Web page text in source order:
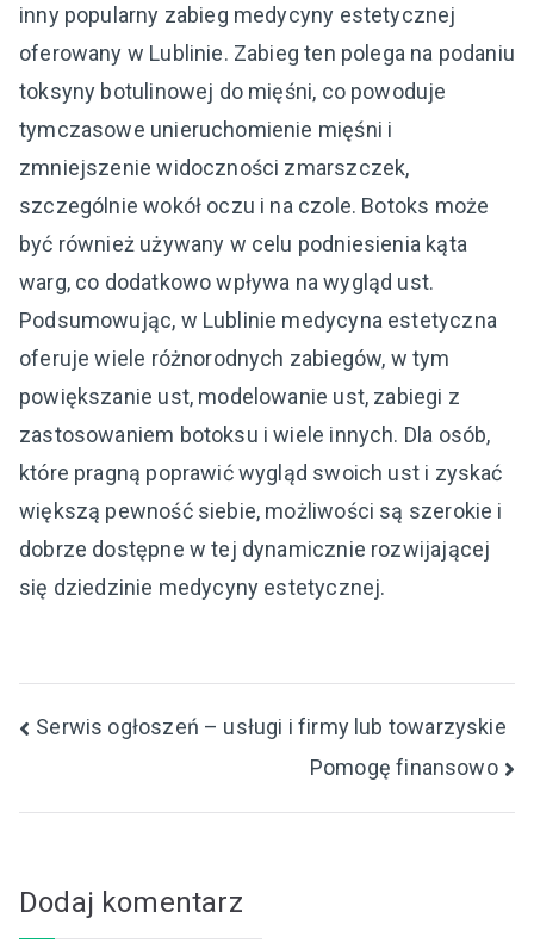
inny popularny zabieg medycyny estetycznej
oferowany w Lublinie. Zabieg ten polega na podaniu
toksyny botulinowej do mięśni, co powoduje
tymczasowe unieruchomienie mięśni i
zmniejszenie widoczności zmarszczek,
szczególnie wokół oczu i na czole. Botoks może
być również używany w celu podniesienia kąta
warg, co dodatkowo wpływa na wygląd ust.
Podsumowując, w Lublinie medycyna estetyczna
oferuje wiele różnorodnych zabiegów, w tym
powiększanie ust, modelowanie ust, zabiegi z
zastosowaniem botoksu i wiele innych. Dla osób,
które pragną poprawić wygląd swoich ust i zyskać
większą pewność siebie, możliwości są szerokie i
dobrze dostępne w tej dynamicznie rozwijającej
się dziedzinie medycyny estetycznej.
Nawigacja
Serwis ogłoszeń – usługi i firmy lub towarzyskie
Pomogę finansowo
Dodaj komentarz